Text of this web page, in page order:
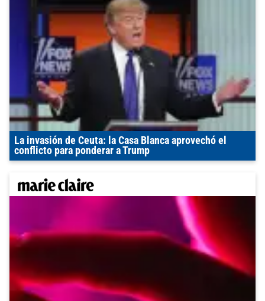
La invasión de Ceuta: la Casa Blanca aprovechó el
conflicto para ponderar a Trump